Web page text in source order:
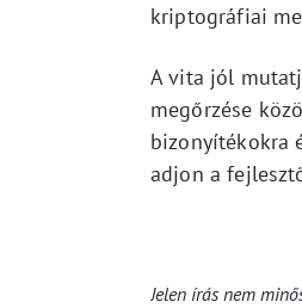
kriptográfiai
A vita jól
megőrzése
bizonyítékokra
adjon a
Jelen írás nem